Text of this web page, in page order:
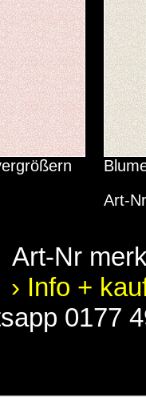
Art-
Art-Nr
› Info +
0177